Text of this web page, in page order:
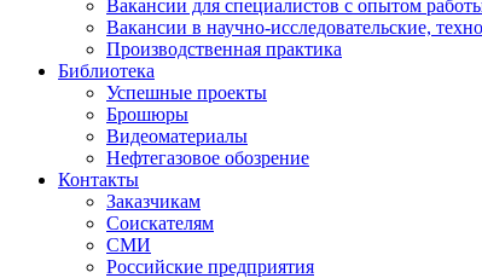
Вакансии для специалистов с опытом
Вакансии в научно-исследовательские,
Производственная практика
Библиотека
Успешные проекты
Брошюры
Видеоматериалы
Нефтегазовое обозрение
Контакты
Заказчикам
Соискателям
СМИ
Российские предприятия